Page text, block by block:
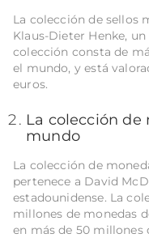
La colección de sellos
Klaus-Dieter Henke,
colección consta de
el mundo, y está
euros.
La colección de
mundo
La colección de
pertenece a David
estadounidense. La
millones de monedas
en más de 50 millones